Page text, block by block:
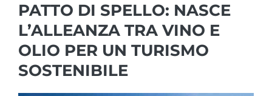
PATTO DI SPELLO: NASCE
L’ALLEANZA TRA VINO E
OLIO PER UN TURISMO
SOSTENIBILE